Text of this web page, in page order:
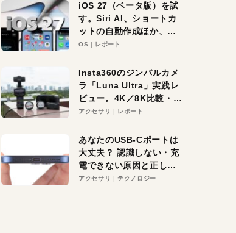
iOS 27（ベータ版）を試
す。Siri AI、ショートカ
ットの自動作成ほか、期
待大の便利機能5選。
る未来はすぐそこ！
OS レポート
Insta360のジンバルカメ
ラ「Luna Ultra」実践レ
ビュー。4K／8K比較・ズ
ーム・夜間撮影をチェッ
アクセサリ レポート
あなたのUSB-Cポートは
大丈夫？ 認識しない・充
電できない原因と正しい
対策
アクセサリ テクノロジー